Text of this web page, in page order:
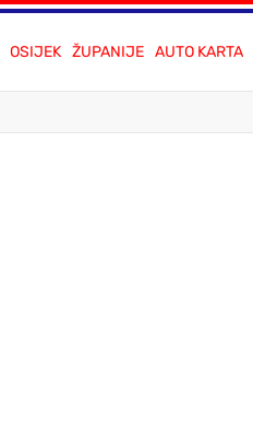
OSIJEK ŽUPANIJE AUTO KARTA